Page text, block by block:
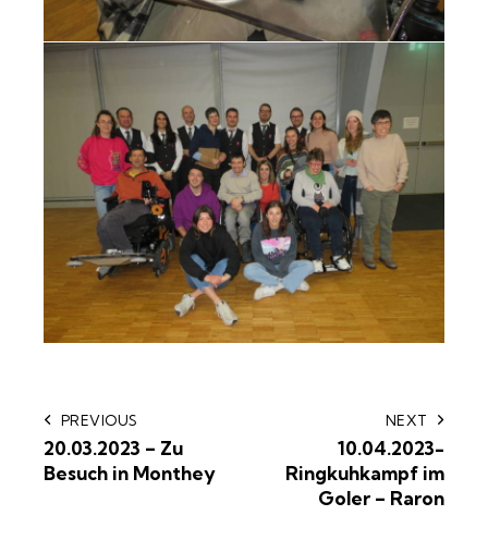
PREVIOUS
20.03.2023 – Zu
Besuch in Monthey
NEXT
10.04.2023-
Ringkuhkampf im
Goler – Raron